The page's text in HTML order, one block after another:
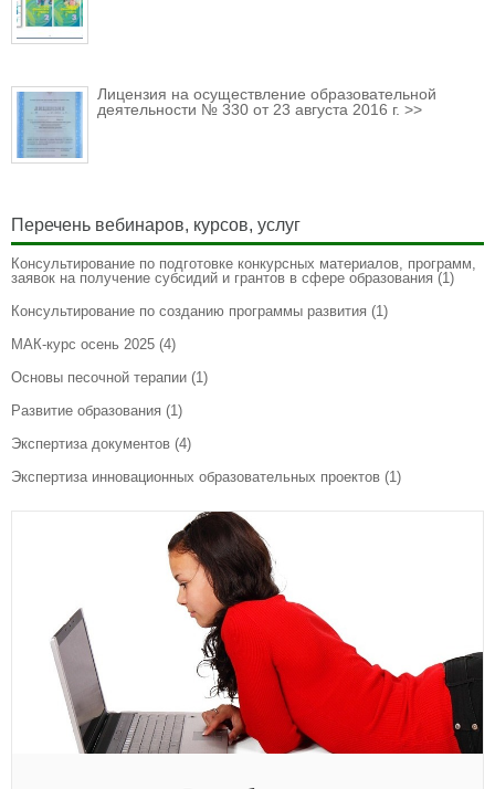
Лицензия на осуществление образовательной
деятельности № 330 от 23 августа 2016 г. >>
Перечень вебинаров, курсов, услуг
Консультирование по подготовке конкурсных материалов, программ,
заявок на получение субсидий и грантов в сфере образования (1)
Консультирование по созданию программы развития (1)
МАК-курс осень 2025 (4)
Основы песочной терапии (1)
Развитие образования (1)
Экспертиза документов (4)
Экспертиза инновационных образовательных проектов (1)